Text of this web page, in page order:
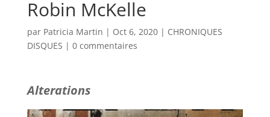
Robin McKelle
par Patricia Martin | Oct 6, 2020| CHRONIQUES
DISQUES | 0 commentaires
Alterations